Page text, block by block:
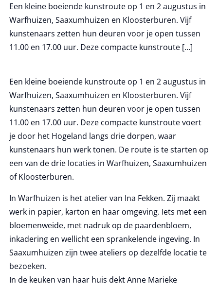
Een kleine boeiende kunstroute op 1 en 2 augustus in
Warfhuizen, Saaxumhuizen en Kloosterburen. Vijf
kunstenaars zetten hun deuren voor je open tussen
11.00 en 17.00 uur. Deze compacte kunstroute […]
Een kleine boeiende kunstroute op 1 en 2 augustus in
Warfhuizen, Saaxumhuizen en Kloosterburen. Vijf
kunstenaars zetten hun deuren voor je open tussen
11.00 en 17.00 uur. Deze compacte kunstroute voert
je door het Hogeland langs drie dorpen, waar
kunstenaars hun werk tonen. De route is te starten op
een van de drie locaties in Warfhuizen, Saaxumhuizen
of Kloosterburen.
In Warfhuizen is het atelier van Ina Fekken. Zij maakt
werk in papier, karton en haar omgeving. Iets met een
bloemenweide, met nadruk op de paardenbloem,
inkadering en wellicht een sprankelende ingeving. In
Saaxumhuizen zijn twee ateliers op dezelfde locatie te
bezoeken.
In de keuken van haar huis dekt Anne Marieke